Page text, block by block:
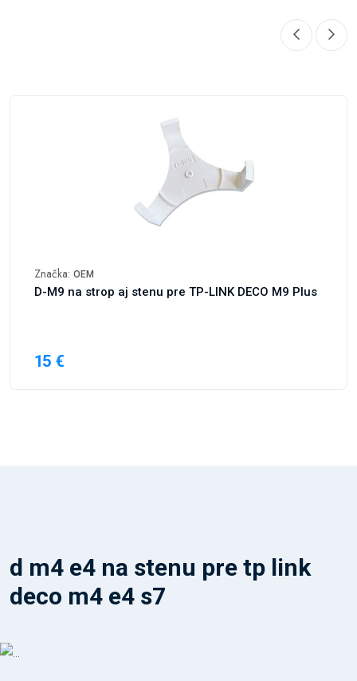
Značka: OEM
D-M9 na strop aj stenu pre TP-LINK DECO M9 Plus
15 €
d m4 e4 na stenu pre tp link
deco m4 e4 s7